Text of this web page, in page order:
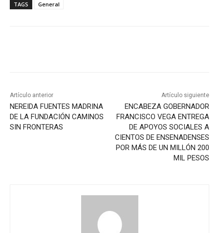
TAGS General
Artículo anterior
NEREIDA FUENTES MADRINA
DE LA FUNDACIÓN CAMINOS
SIN FRONTERAS
Artículo siguiente
ENCABEZA GOBERNADOR
FRANCISCO VEGA ENTREGA
DE APOYOS SOCIALES A
CIENTOS DE ENSENADENSES
POR MÁS DE UN MILLÓN 200
MIL PESOS